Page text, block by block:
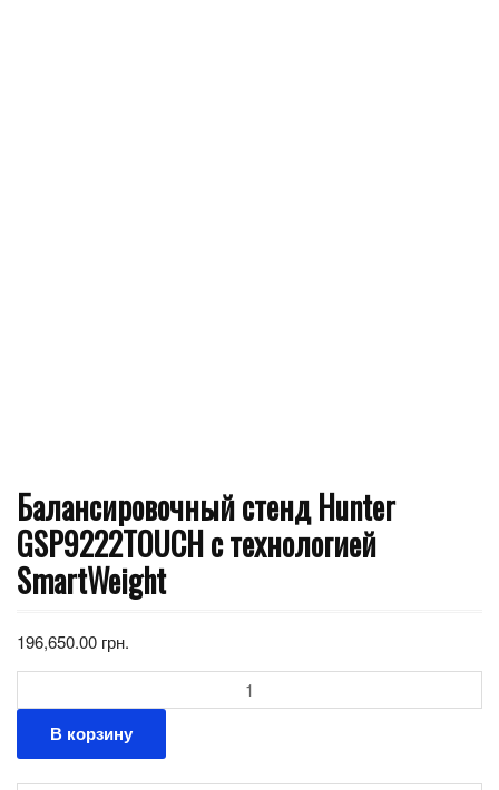
Балансировочный стенд Hunter
GSP9222TOUCH с технологией
SmartWeight
196,650.00 грн.
В корзину